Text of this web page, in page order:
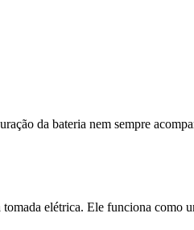
da bateria nem sempre
elétrica. Ele funciona como